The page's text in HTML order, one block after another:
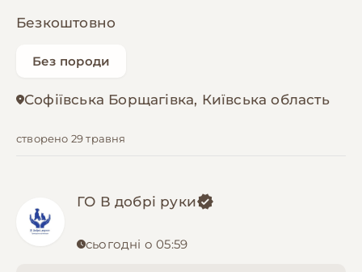
Безкоштовно
Без породи
Софіївська Борщагівка, Київська область
створено 29 травня
ГО В добрі руки
сьогодні о 05:59